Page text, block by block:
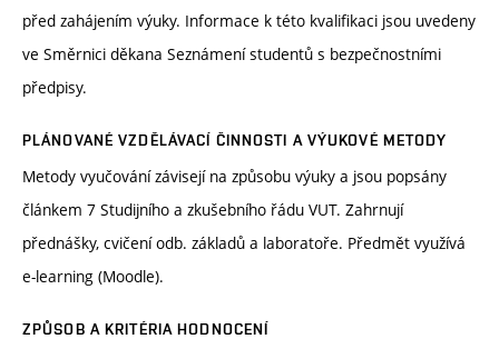
před zahájením výuky. Informace k této kvalifikaci jsou uvedeny
ve Směrnici děkana Seznámení studentů s bezpečnostními
předpisy.
PLÁNOVANÉ VZDĚLÁVACÍ ČINNOSTI A VÝUKOVÉ METODY
Metody vyučování závisejí na způsobu výuky a jsou popsány
článkem 7 Studijního a zkušebního řádu VUT. Zahrnují
přednášky, cvičení odb. základů a laboratoře. Předmět využívá
e-learning (Moodle).
ZPŮSOB A KRITÉRIA HODNOCENÍ